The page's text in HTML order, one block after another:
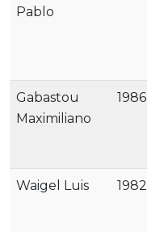
Pablo
Gabastou
Maximiliano
1986
Waigel Luis 1982